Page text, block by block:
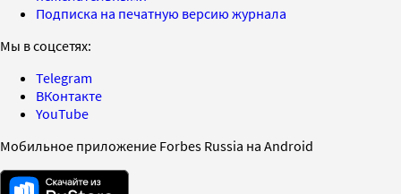
Подписка на печатную версию журнала
Мы в соцсетях:
Telegram
ВКонтакте
YouTube
Мобильное приложение Forbes Russia на Android